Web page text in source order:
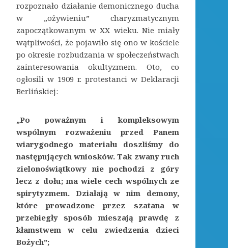
rozpoznało działanie demonicznego ducha
w „ożywieniu” charyzmatycznym
zapoczątkowanym w XX wieku. Nie miały
wątpliwości, że pojawiło się ono w kościele
po okresie rozbudzania w społeczeństwach
zainteresowania okultyzmem. Oto, co
ogłosili w 1909 r. protestanci w Deklaracji
Berlińskiej:
„Po poważnym i kompleksowym
wspólnym rozważeniu przed Panem
wiarygodnego materiału doszliśmy do
następujących wniosków. Tak zwany ruch
zielonoświątkowy nie pochodzi z góry
lecz z dołu; ma wiele cech wspólnych ze
spirytyzmem. Działają w nim demony,
które prowadzone przez szatana w
przebiegły sposób mieszają prawdę z
kłamstwem w celu zwiedzenia dzieci
Bożych”;